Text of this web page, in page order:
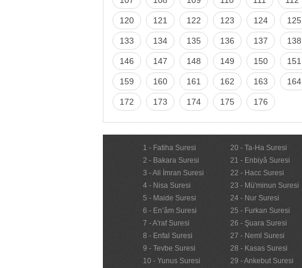
120 121 122 123 124 125
133 134 135 136 137 138
146 147 148 149 150 151
159 160 161 162 163 164
172 173 174 175 176
1 - Fatiha Suresi
2 - Bakara Suresi
3 - Ali İmran Suresi
4 - Nisa Suresi
5 - Maide Suresi
6 - En’âm Suresi
7 - A'raf Suresi
8 - Enfal Suresi
9 - Tevbe Suresi
10 - Yunus Suresi
20 - Ta-Ha Suresi
21 - Enbiyâ Suresi
22 - Hacc Suresi
23 - Mü'minun Suresi
24 - Nur Suresi
25 - Furkan Suresi
26 - Şuara Suresi
27 - Neml Suresi
28 - Kasas Suresi
29 - Ankebut Suresi